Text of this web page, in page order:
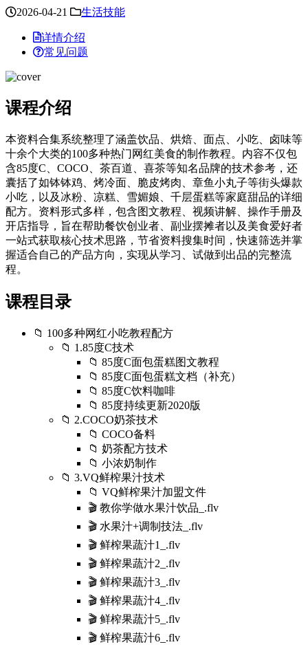
2026-04-21 生活技能
详情介绍
常见问题
课程介绍
本资料合集系统整理了涵盖饮品、烘焙、面点、小吃、卤味等
十余个大类的100多种热门网红美食的制作教程。内容不仅包
含85度C、COCO、茶百道、喜茶等知名品牌的技术参考，还
囊括了如钵钵鸡、烤冷面、脆皮烤肉、章鱼小丸子等街头爆款
小吃，以及冰粉、凉糕、雪媚娘、千层蛋糕等家庭甜品的详细
配方。资料形式多样，包含图文教程、视频讲解、操作手册及
开店指导，旨在帮助餐饮创业者、副业摆摊者以及美食爱好者
一站式获取核心技术思路，节省资料搜集时间，快速筛选并掌
握适合自己的产品方向，实现从学习、试做到出品的完整流
程。
课程目录
📁 100多种网红小吃教程配方
📁 1.85度C技术
📁 85度C面包蛋糕图文教程
📁 85度C面包蛋糕文档（补充）
📁 85度C饮料咖啡
📁 85度持续更新2020版
📁 2.COCO奶茶技术
📁 COCO备料
📁 奶茶配方技术
📁 小浓奶制作
📁 3.VQ鲜榨果汁技术
📁 VQ鲜榨果汁加盟文件
🎬 教你学做水果汁饮品_.flv
🎬 水果汁+调制技法_.flv
🎬 鲜榨果蔬汁1_.flv
🎬 鲜榨果蔬汁2_.flv
🎬 鲜榨果蔬汁3_.flv
🎬 鲜榨果蔬汁4_.flv
🎬 鲜榨果蔬汁5_.flv
🎬 鲜榨果蔬汁6_.flv